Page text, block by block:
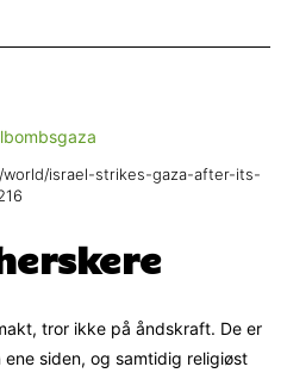
world/israel-strikes-gaza-after-its-
tror ikke på åndskraft. De er
siden, og samtidig religiøst